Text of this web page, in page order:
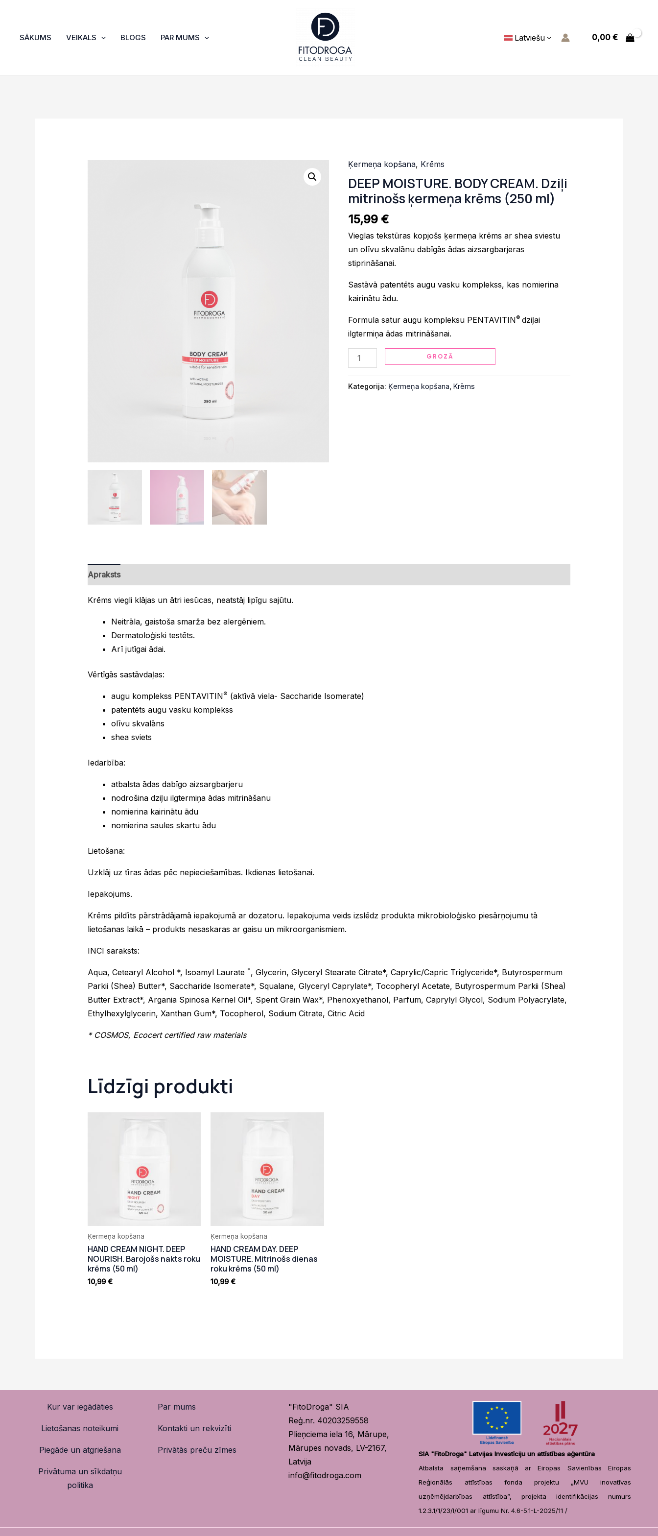
contentSĀKUMS VEIKALS BLOGS PAR MUMS Latviešu 0,00 €
Ķermeņa kopšana, Krēms
DEEP MOISTURE. BODY CREAM. Dziļi
mitrinošs ķermeņa krēms (250 ml)
15,99€
Vieglas tekstūras kopjošs ķermeņa krēms ar shea sviestu
un olīvu skvalānu dabīgās ādas aizsargbarjeras
stiprināšanai.
Sastāvā patentēts augu vasku komplekss, kas nomierina
kairinātu ādu.
Formula satur augu kompleksu PENTAVITIN® dziļai
ilgtermiņa ādas mitrināšanai.
DEEP
MOISTURE.
BODY
Dziļi
mitrinošs
ķermeņa
krēms
ml)
quantity
GROZĀ
Kategorija: Ķermeņa kopšana ,Krēms
Apraksts
Krēms viegli klājas un ātri iesūcas, neatstāj lipīgu sajūtu.
Neitrāla, gaistoša smarža bez alergēniem.
Dermatoloģiski testēts.
Arī jutīgai ādai.
Vērtīgās sastāvdaļas:
augu komplekss PENTAVITIN® (aktīvā viela- Saccharide Isomerate)
patentēts augu vasku komplekss
olīvu skvalāns
shea sviets
Iedarbība:
atbalsta ādas dabīgo aizsargbarjeru
nodrošina dziļu ilgtermiņa ādas mitrināšanu
nomierina kairinātu ādu
nomierina saules skartu ādu
Lietošana:
Uzklāj uz tīras ādas pēc nepieciešamības. Ikdienas lietošanai.
Iepakojums.
Krēms pildīts pārstrādājamā iepakojumā ar dozatoru. Iepakojuma veids izslēdz produkta mikrobioloģisko piesārņojumu tā
lietošanas laikā – produkts nesaskaras ar gaisu un mikroorganismiem.
INCI saraksts:
Aqua, Cetearyl Alcohol *, Isoamyl Laurate *, Glycerin, Glyceryl Stearate Citrate*, Caprylic/Capric Triglyceride*, Butyrospermum
Parkii (Shea) Butter*, Saccharide Isomerate*, Squalane, Glyceryl Caprylate*, Tocopheryl Acetate, Butyrospermum Parkii (Shea)
Butter Extract*, Argania Spinosa Kernel Oil*, Spent Grain Wax*, Phenoxyethanol, Parfum, Caprylyl Glycol, Sodium Polyacrylate,
Ethylhexylglycerin, Xanthan Gum*, Tocopherol, Sodium Citrate, Citric Acid
* COSMOS, Ecocert certified raw materials
Līdzīgi produkti
Ķermeņa kopšana
HAND CREAM NIGHT. DEEP
NOURISH. Barojošs nakts roku
krēms (50 ml)
10,99€
Ķermeņa kopšana
HAND CREAM DAY. DEEP
MOISTURE. Mitrinošs dienas
roku krēms (50 ml)
10,99€
Kur var iegādāties
Lietošanas noteikumi
Piegāde un atgriešana
Privātuma un sīkdatņu
politika
Par mums
Kontakti un rekvizīti
Privātās preču zīmes
"FitoDroga" SIA
Reģ.nr. 40203259558
Plieņciema iela 16, Mārupe,
Mārupes novads, LV-2167,
Latvija
info@fitodroga.com
SIA "FitoDroga" Latvijas Investīciju un attīstības aģentūra
Atbalsta saņemšana saskaņā ar Eiropas Savienības Eiropas
Reģionālās attīstības fonda projektu „MVU inovatīvas
uzņēmējdarbības attīstība”, projekta identifikācijas numurs
1.2.3.1/1/23/I/001 ar līgumu Nr. 4.6-5.1-L-2025/11 /